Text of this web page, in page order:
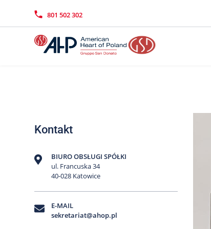
801 502 302
Kontakt
BIURO OBSŁUGI SPÓŁKI
ul. Francuska 34
40-028 Katowice
E-MAIL
sekretariat@ahop.pl